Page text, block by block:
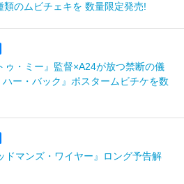
のムビチェキを 数量限定発売!
ゥ・ミー』監督×A24が放つ禁断の儀
ー・バック』ポスタームビチケを数
ドマンズ・ワイヤー』ロング予告解